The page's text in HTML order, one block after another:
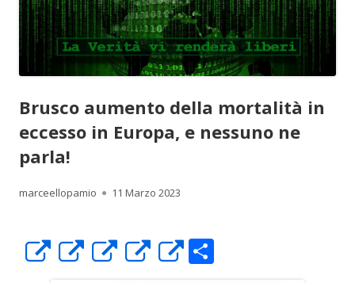
Brusco aumento della mortalità in
eccesso in Europa, e nessuno ne
parla!
Autore
marceellopamio Pubblicato
11 Marzo 2023
ApreApreApreApre
Apre